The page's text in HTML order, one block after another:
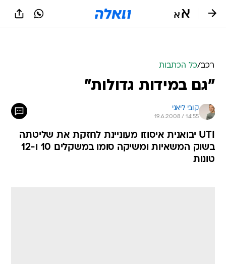
רכב/כל הכתבות
"גם במידות גדולות"
קובי ליאני
19.6.2008 / 14:55
UTI יבואנית איסוזו מעוניינת לחזקת את שליטתה
בשוק המשאיות ומשיקה סומו במשקלים 10 ו-12
טונות